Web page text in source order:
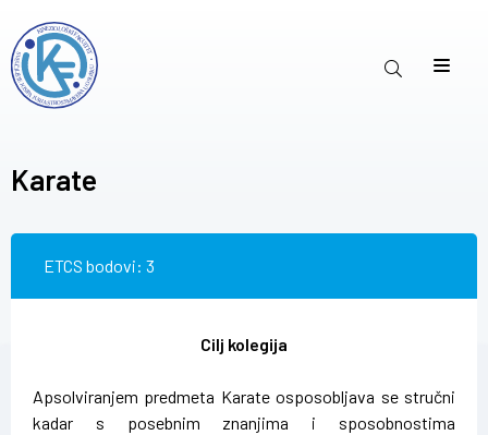
Karate
ETCS bodovi: 3
Cilj kolegija
Apsolviranjem predmeta Karate osposobljava se stručni
kadar s posebnim znanjima i sposobnostima